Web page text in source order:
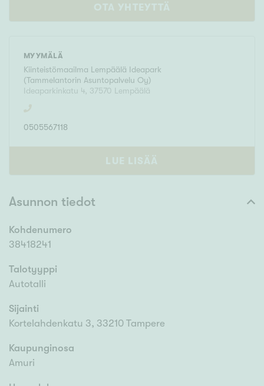
OTA YHTEYTTÄ
MYYMÄLÄ
Kiinteistömaailma Lempäälä Ideapark
(Tammelantorin Asuntopalvelu Oy)
Ideaparkinkatu 4, 37570 Lempäälä
0505567118
LUE LISÄÄ
Asunnon tiedot
Kohdenumero
38418241
Talotyyppi
Autotalli
Sijainti
Kortelahdenkatu 3, 33210 Tampere
Kaupunginosa
Amuri